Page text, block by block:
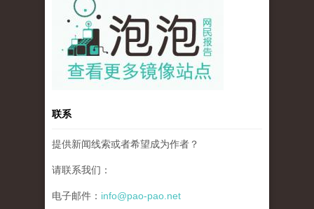
联系
提供新闻线索或者希望成为作者？
请联系我们：
电子邮件： info@pao-pao.net